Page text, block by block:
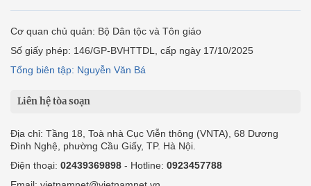
Cơ quan chủ quản: Bộ Dân tộc và Tôn giáo
Số giấy phép: 146/GP-BVHTTDL, cấp ngày 17/10/2025
Tổng biên tập: Nguyễn Văn Bá
Liên hệ tòa soạn
Địa chỉ: Tầng 18, Toà nhà Cục Viễn thông (VNTA), 68 Dương
Đình Nghệ, phường Cầu Giấy, TP. Hà Nội.
Điện thoại: 02439369898 - Hotline: 0923457788